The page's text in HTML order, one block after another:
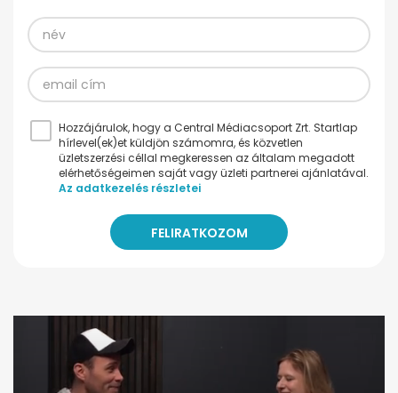
Hozzájárulok, hogy a Central Médiacsoport Zrt. Startlap
hírlevel(ek)et küldjön számomra, és közvetlen
üzletszerzési céllal megkeressen az általam megadott
elérhetőségeimen saját vagy üzleti partnerei ajánlatával.
Az adatkezelés részletei